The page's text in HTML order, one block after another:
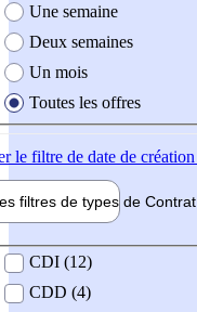
Une semaine
Deux semaines
Un mois
Toutes les offres
le filtre de date de
filtres de types de Contrat
contrat
CDI (12)
CDD (4)